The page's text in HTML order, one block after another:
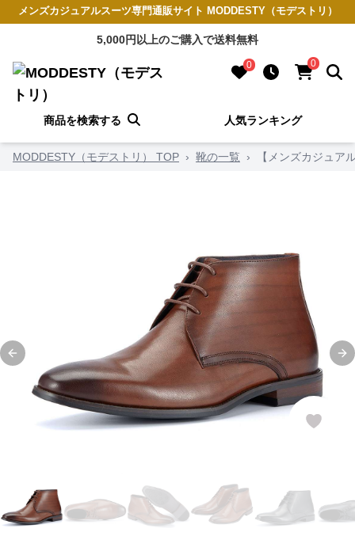
メンズカジュアルスーツ専門通販サイト MODDESTY（モデストリ）
5,000円以上のご購入で送料無料
0 0
商品を検索する 人気ランキング
MODDESTY（モデストリ） TOP › 靴の一覧 › 【メンズカジュア
Previous slide